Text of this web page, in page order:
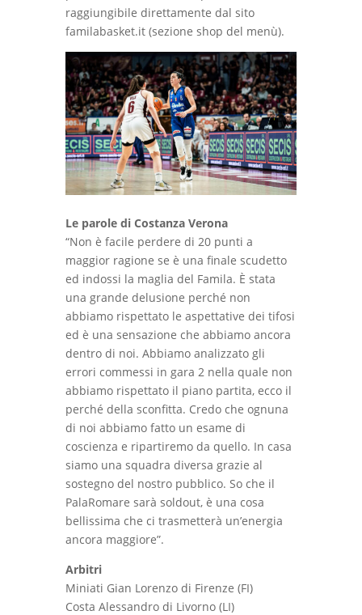
raggiungibile direttamente dal sito
familabasket.it (sezione shop del menù).
Le parole di Costanza Verona
“Non è facile perdere di 20 punti a
maggior ragione se è una finale scudetto
ed indossi la maglia del Famila. È stata
una grande delusione perché non
abbiamo rispettato le aspettative dei tifosi
ed è una sensazione che abbiamo ancora
dentro di noi. Abbiamo analizzato gli
errori commessi in gara 2 nella quale non
abbiamo rispettato il piano partita, ecco il
perché della sconfitta. Credo che ognuna
di noi abbiamo fatto un esame di
coscienza e ripartiremo da quello. In casa
siamo una squadra diversa grazie al
sostegno del nostro pubblico. So che il
PalaRomare sarà soldout, è una cosa
bellissima che ci trasmetterà un’energia
ancora maggiore”.
Arbitri
Miniati Gian Lorenzo di Firenze (FI)
Costa Alessandro di Livorno (LI)